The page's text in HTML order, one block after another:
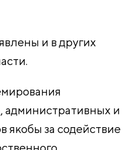
и в других
административных и
якобы за содействие